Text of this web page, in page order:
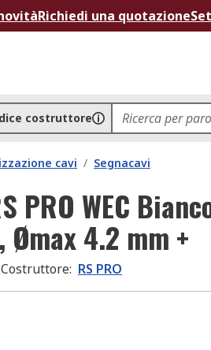
Richiedi una quotazione
costruttore
cavi / Segnacavi
PRO WEC
4.2 mm +
Costruttore: RS PRO